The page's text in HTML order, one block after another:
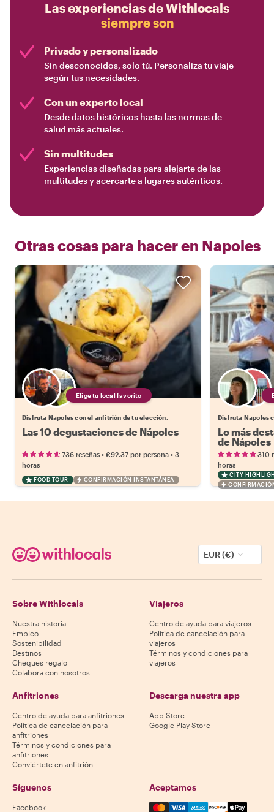
Las experiencias de Withlocals
siempre son
Privado y personalizado
Sin desconocidos, solo tú. Personaliza tu viaje
según tus necesidades.
Con un experto local
Desde datos históricos hasta las normas de
salud más actuales.
Sin multitudes
Experiencias diseñadas para alejarte de las
multitudes y acercarte a lugares auténticos.
Otras cosas para hacer en Napoles
Elige tu local favorito
Disfruta Napoles con el anfitrión de tu elección.
Las 10 degustaciones de Nápoles
736 reseñas • €92.37 por persona • 3
horas
FOOD TOUR CONFIRMACIÓN INSTANTÁNEA
Disfruta Napoles
Lo más
de Nápoles
310
horas
CITY
EUR (€)
Sobre Withlocals
Nuestra historia
Empleo
Sostenibilidad
Destinos
Cheques regalo
Colabora con nosotros
Viajeros
Centro de ayuda para viajeros
Política de cancelación para
viajeros
Términos y condiciones para
viajeros
Anfitriones
Centro de ayuda para anfitriones
Política de cancelación para
anfitriones
Términos y condiciones para
anfitriones
Conviértete en anfitrión
Descarga nuestra app
App Store
Google Play Store
Síguenos
Facebook
Aceptamos
Mastercard, Visa, Amex,